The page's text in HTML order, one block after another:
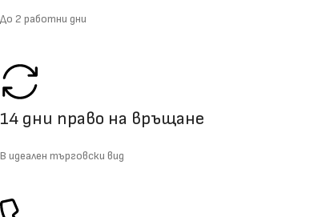
До 2 работни дни
14 дни право на връщане
В идеален търговски вид